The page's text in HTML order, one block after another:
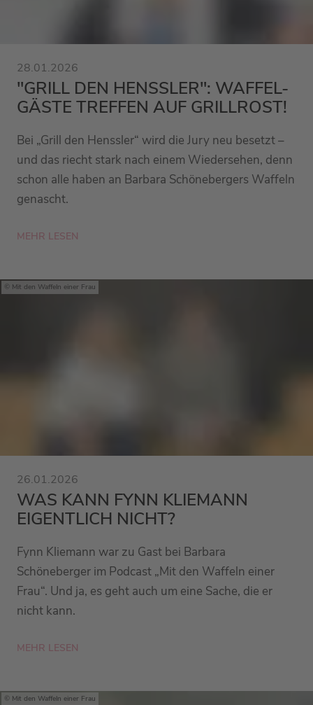
28.01.2026
"GRILL DEN HENSSLER": WAFFEL-
GÄSTE TREFFEN AUF GRILLROST!
Bei „Grill den Henssler“ wird die Jury neu besetzt –
und das riecht stark nach einem Wiedersehen, denn
schon alle haben an Barbara Schönebergers Waffeln
genascht.
MEHR LESEN
Mit den Waffeln einer Frau
26.01.2026
WAS KANN FYNN KLIEMANN
EIGENTLICH NICHT?
Fynn Kliemann war zu Gast bei Barbara
Schöneberger im Podcast „Mit den Waffeln einer
Frau“. Und ja, es geht auch um eine Sache, die er
nicht kann.
MEHR LESEN
Mit den Waffeln einer Frau